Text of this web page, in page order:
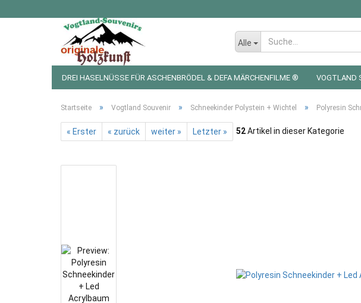
Alle
DREI HASELNÜSSE FÜR ASCHENBRÖDEL & DEFA MÄRCHENFILME ® VOGTLAND
Startseite » Vogtland Souvenir » Schneekinder Polystein + Wichtel » Polyresin
« Erster « zurück weiter » Letzter » 52Artikel in dieser Kategorie